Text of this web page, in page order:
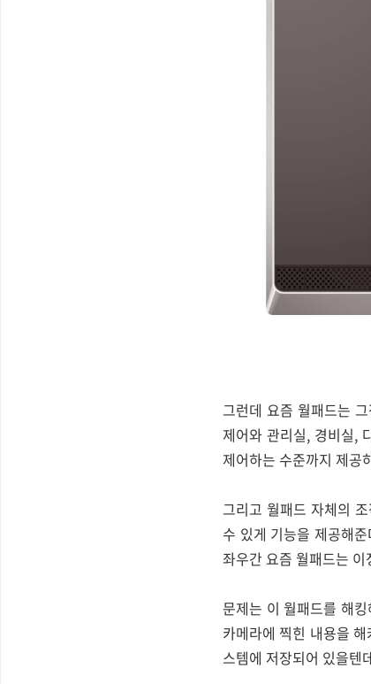
그런데 요즘 월패드는
제어와 관리실, 경비실,
제어하는 수준까지 제공
그리고 월패드 자체의
수 있게 기능을 제공해
좌우간 요즘 월패드는
문제는 이 월패드를 해
카메라에 찍힌 내용을
스템에 저장되어 있을텐